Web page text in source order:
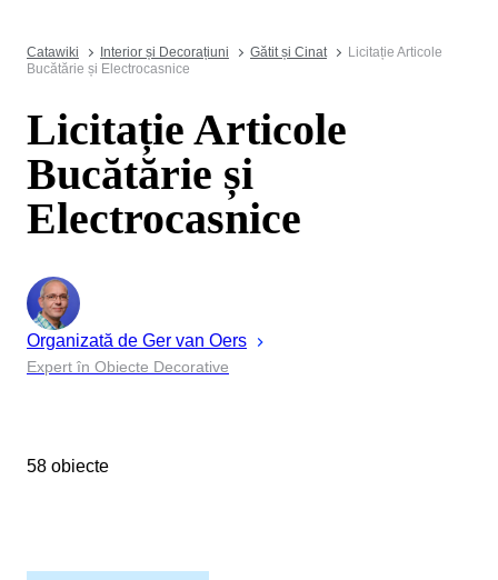
Catawiki Interior și Decorațiuni Gătit și Cinat
Licitație Articole
Bucătărie și Electrocasnice
Licitație Articole
Bucătărie și
Electrocasnice
Organizată de Ger van Oers
Expert în Obiecte Decorative
58 obiecte